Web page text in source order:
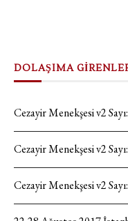
DOLAŞIMA
Cezayir Menekşesi v2
Cezayir Menekşesi v2
Cezayir Menekşesi v2